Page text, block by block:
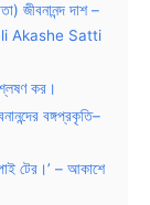
জীবনানন্দ দাশ –
Akashe Satti
কর।
বঙ্গপ্রকৃতি–
টের।’ – আকাশে